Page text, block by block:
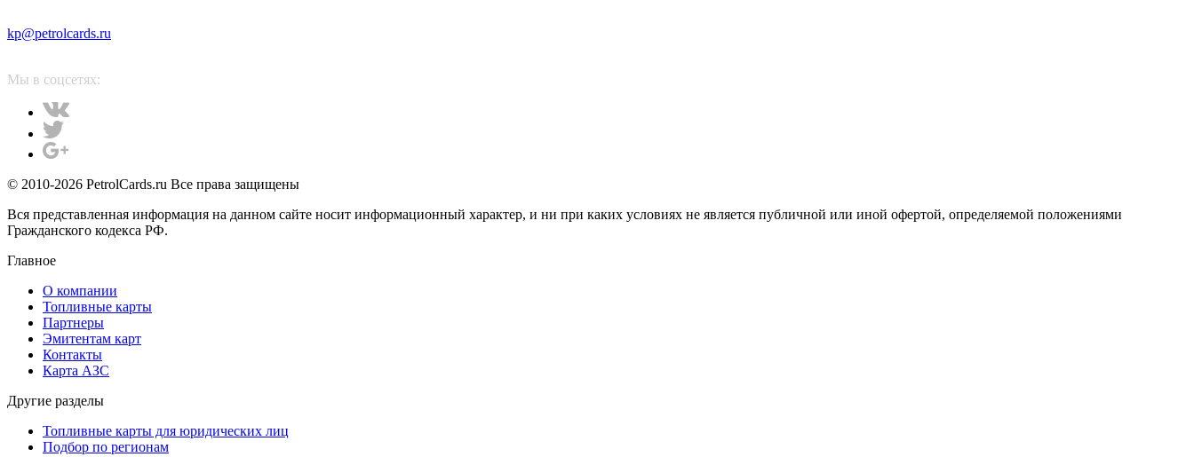
kp@petrolcards.ru
Мы в соцсетях:
© 2010-2026 PetrolCards.ru Все права защищены
Вся представленная информация на данном сайте носит информационный характер, и ни при каких условиях не является публичной или иной офертой, определяемой положениями
Гражданского кодекса РФ.
Главное
О компании
Топливные карты
Партнеры
Эмитентам карт
Контакты
Карта АЗС
Другие разделы
Топливные карты для юридических лиц
Подбор по регионам